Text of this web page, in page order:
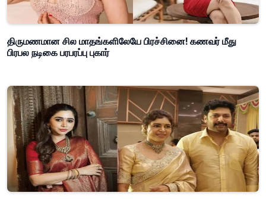
திருமணமான சில மாதங்களிலேயே பிரச்சினை! கணவர் மீது
பிரபல நடிகை பரபரப்பு புகார்